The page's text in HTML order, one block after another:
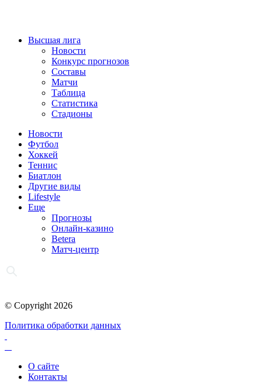
Высшая лига
Новости
Конкурс прогнозов
Составы
Матчи
Таблица
Статистика
Стадионы
Новости
Футбол
Хоккей
Теннис
Биатлон
Другие виды
Lifestyle
Еще
Прогнозы
Онлайн-казино
Betera
Матч-центр
© Copyright 2026
Политика обработки данных
О сайте
Контакты